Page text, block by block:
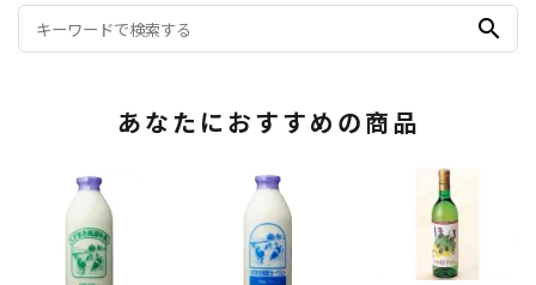
search
あなたにおすすめの商品